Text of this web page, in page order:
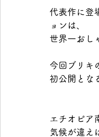
代表作に登
ョンは、
世界一おし
今回ブリキ
初公開とな
エチオピア
気候が違え